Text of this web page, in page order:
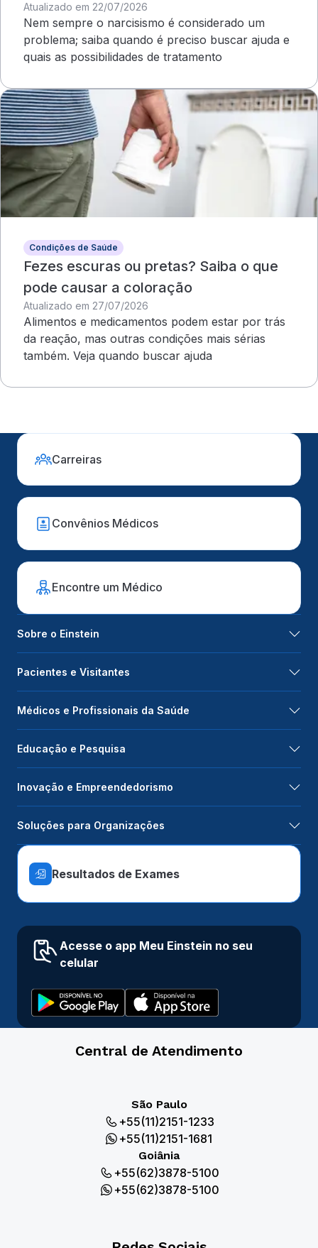
Atualizado em 22/07/2026
Nem sempre o narcisismo é considerado um
problema; saiba quando é preciso buscar ajuda e
quais as possibilidades de tratamento
Condições de Saúde
Fezes escuras ou pretas? Saiba o que
pode causar a coloração
Atualizado em 27/07/2026
Alimentos e medicamentos podem estar por trás
da reação, mas outras condições mais sérias
também. Veja quando buscar ajuda
Carreiras
Convênios Médicos
Encontre um Médico
Sobre o Einstein
Pacientes e Visitantes
Médicos e Profissionais da Saúde
Educação e Pesquisa
Inovação e Empreendedorismo
Soluções para Organizações
Resultados de Exames
Acesse o app Meu Einstein no seu
celular
Central de Atendimento
São Paulo
+55(11)2151-1233
+55(11)2151-1681
Goiânia
+55(62)3878-5100
+55(62)3878-5100